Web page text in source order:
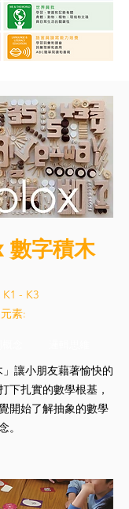
字積木
- K3
素:
」讓小朋友藉著愉快的
下扎實的數學根基，
開始了解抽象的數學
。